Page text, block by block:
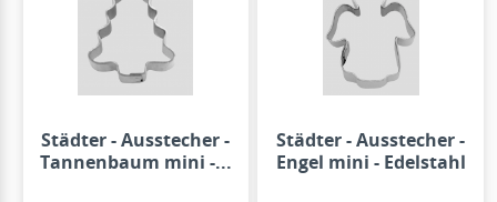
Städter - Ausstecher -
Tannenbaum mini -...
Städter - Ausstecher -
Engel mini - Edelstahl